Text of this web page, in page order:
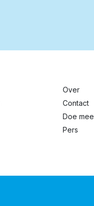
Over
Contact
Doe mee
Pers